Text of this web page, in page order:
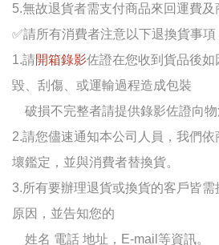
5.無故退貨者需支付商品來回運費及
✅請所有消費者注意以下退換貨事項
1.請開箱錄影佐證在您收到貨品後
毀、刮傷、或運輸過程造成包裝
破損不完整者請提供錄影佐證向物
2.請您儘速通知本公司人員，我們
壞鑑定，並與消費者替換貨。
3.所有要辦理退貨或換貨的客戶皆
原因，並告知您的
姓名 電話 地址，E-mail等資訊。